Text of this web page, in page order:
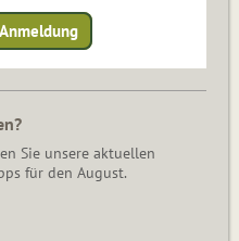
Sie unsere aktuellen
für den August.